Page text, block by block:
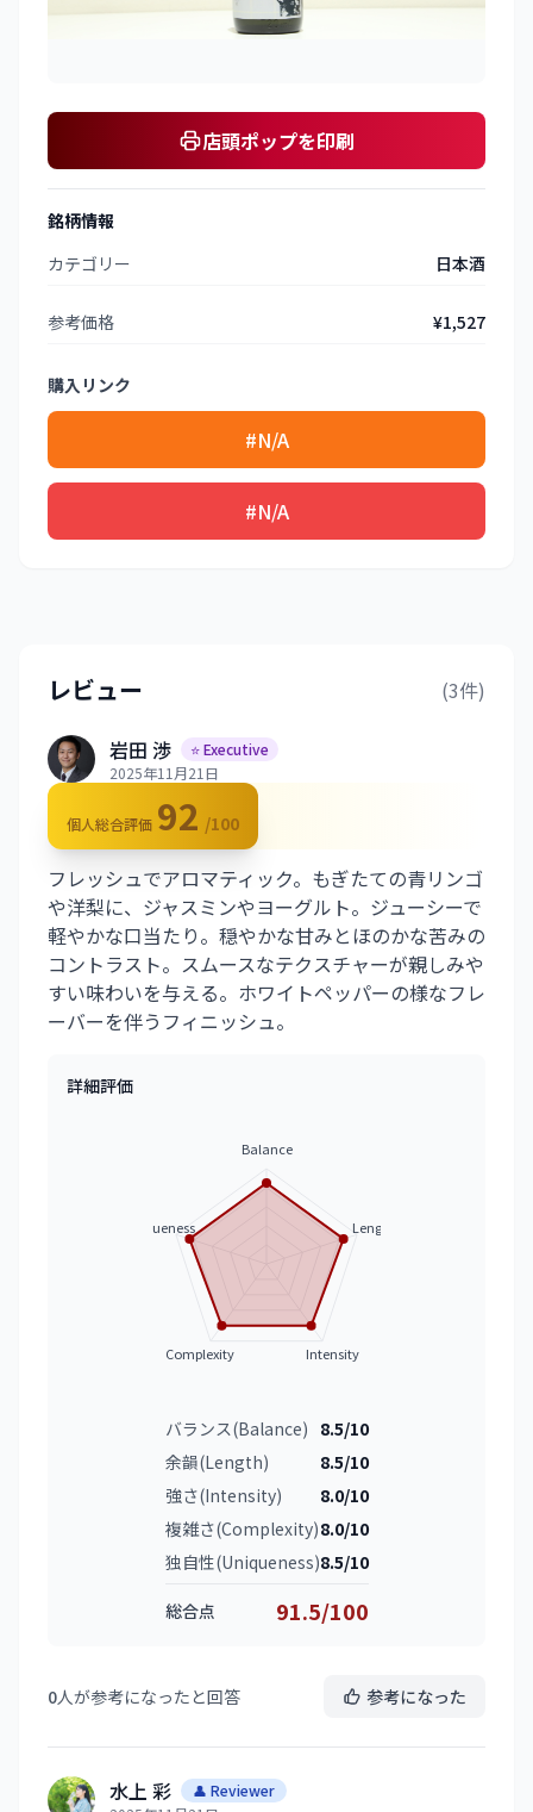
店頭ポップを印刷
銘柄情報
カテゴリー
日本酒
参考価格 ¥1,527
購入リンク
#N/A
#N/A
レビュー (3件)
岩田 渉
⭐ Executive
2025年11月21日
個人総合評価 92 /100
フレッシュでアロマティック。もぎたての青リンゴ
や洋梨に、ジャスミンやヨーグルト。ジューシーで
軽やかな口当たり。穏やかな甘みとほのかな苦みの
コントラスト。スムースなテクスチャーが親しみや
すい味わいを与える。ホワイトペッパーの様なフレ
ーバーを伴うフィニッシュ。
詳細評価
Balance
Length
Intensity
Complexity
Uniqueness
バランス(Balance) 8.5/10
余韻(Length)
8.5/10
強さ(Intensity)
8.0/10
複雑さ(Complexity)8.0/10
独自性(Uniqueness)8.5/10
総合点 91.5/100
0人が参考になったと回答 参考になった
水上 彩
👤 Reviewer